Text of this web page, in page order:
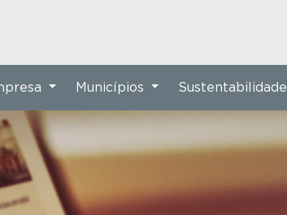
Municípios Sustentabilidade